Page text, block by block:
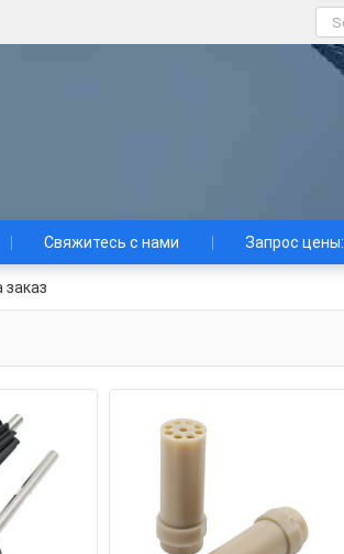
Свяжитесь с нами Запрос цены: